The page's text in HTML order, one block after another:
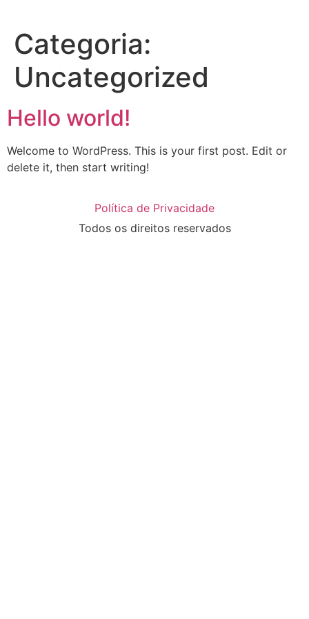
Categoria:
Uncategorized
Hello world!
Welcome to WordPress. This is your first post. Edit or
delete it, then start writing!
Política de Privacidade
Todos os direitos reservados